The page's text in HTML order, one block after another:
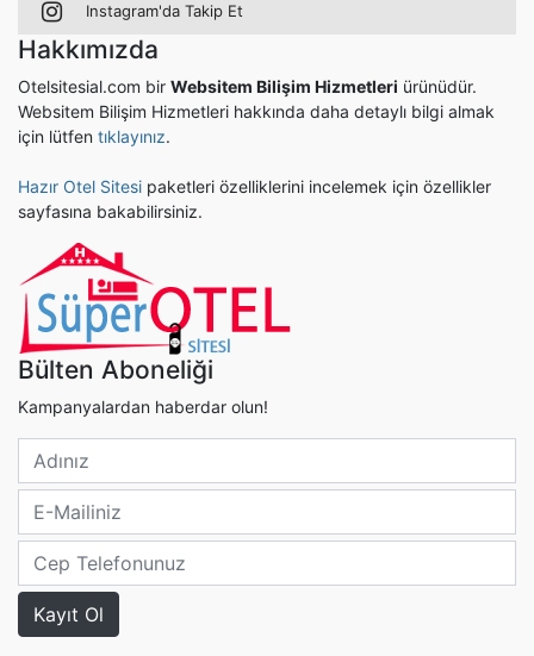
Instagram'da Takip Et
Hakkımızda
Otelsitesial.com bir Websitem Bilişim Hizmetleri ürünüdür.
Websitem Bilişim Hizmetleri hakkında daha detaylı bilgi almak
için lütfen tıklayınız.
Hazır Otel Sitesi paketleri özelliklerini incelemek için özellikler
sayfasına bakabilirsiniz.
Bülten Aboneliği
Kampanyalardan haberdar olun!